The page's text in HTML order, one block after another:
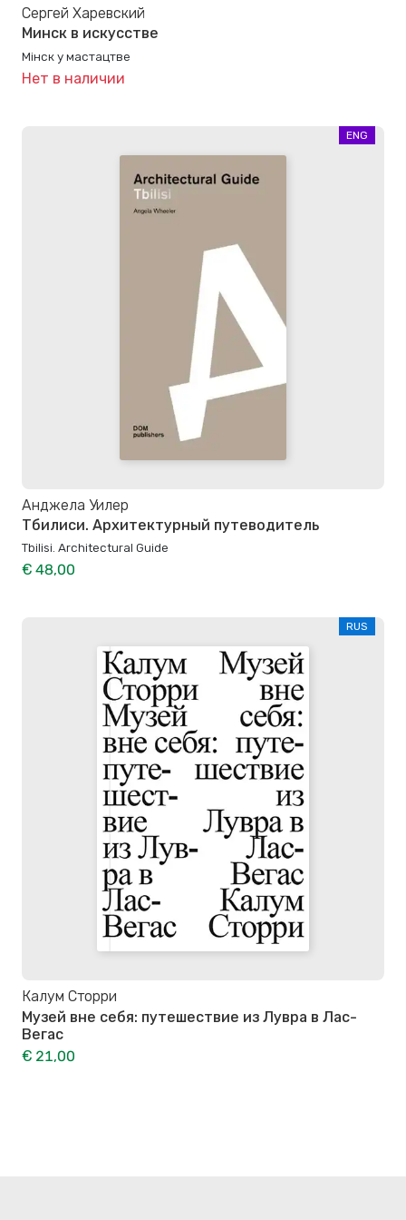
Сергей Харевский
Минск в искусстве
Мінск у мастацтве
Нет в наличии
ENG
Анджела Уилер
Тбилиси. Архитектурный путеводитель
Tbilisi. Architectural Guide
€ 48,00
RUS
Калум Сторри
Музей вне себя: путешествие из Лувра в Лас-
Вегас
€ 21,00